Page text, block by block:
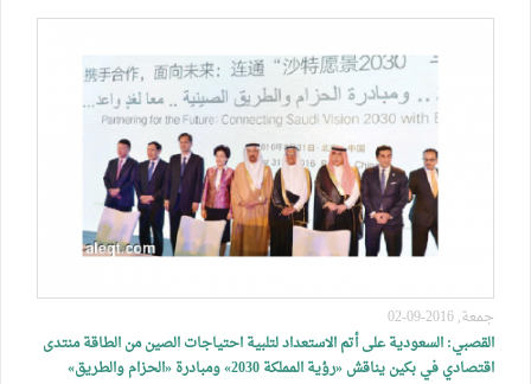
جمعة, 2016-09-02
القصبي: السعودية على أتم الاستعداد لتلبية احتياجات الصين من الطاقة منتدى
اقتصادي في بكين يناقش «رؤية المملكة 2030» ومبادرة «الحزام والطريق»